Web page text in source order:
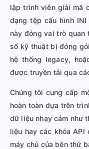
lập trình viên giải mã
dạng tệp cấu hình
này đóng vai trò quan
số kỹ thuật bị đóng
hệ thống legacy,
được truyền tải qua
Chúng tôi cung cấp
hoàn toàn dựa trên
dữ liệu nhạy cảm như
liệu hay các khóa
máy chủ của bên thứ